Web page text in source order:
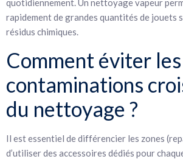
quotidiennement. Un nettoyage vapeur
rapidement de grandes quantités de jouets
résidus chimiques.
Comment éviter les
contaminations
du nettoyage ?
Il est essentiel de différencier les zones
d’utiliser des accessoires dédiés pour